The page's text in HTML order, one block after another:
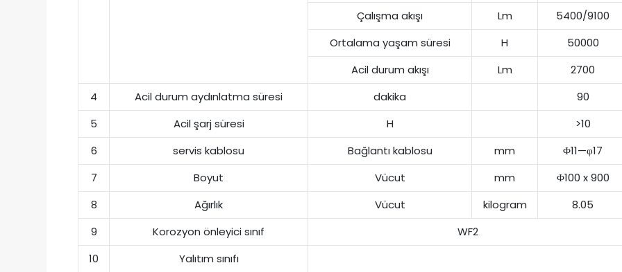
Çalışma akışı
Lm
5400/9100
Ortalama yaşam süresi
H
50000
Acil durum akışı
Lm
2700
4
Acil durum aydınlatma süresi dakika
90
5
Acil şarj süresi H
>10
6
servis kablosu Bağlantı kablosu mm
Φ11—φ17
7
Boyut Vücut mm
Φ100 x 900
8
Ağırlık Vücut kilogram
8.05
9
Korozyon önleyici sınıf
WF2
10
Yalıtım sınıfı